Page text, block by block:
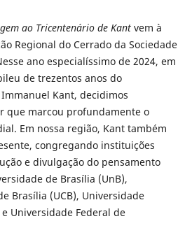
ao Tricentenário de Kantvem à
Regional do Cerrado da Sociedade
ano especialíssimo de 2024, em
de trezentos anos do
Kant, decidimos
que marcou profundamente o
Em nossa região, Kant também
congregando instituições
e divulgação do pensamento
de Brasília (UnB),
Brasília (UCB), Universidade
e Universidade Federal de